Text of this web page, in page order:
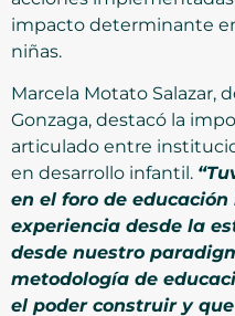
impacto determinante
niñas.
Marcela Motato Salazar,
Gonzaga, destacó la
articulado entre
en desarrollo infantil.
en el foro de
experiencia desde la
desde nuestro
metodología de
el poder construir y